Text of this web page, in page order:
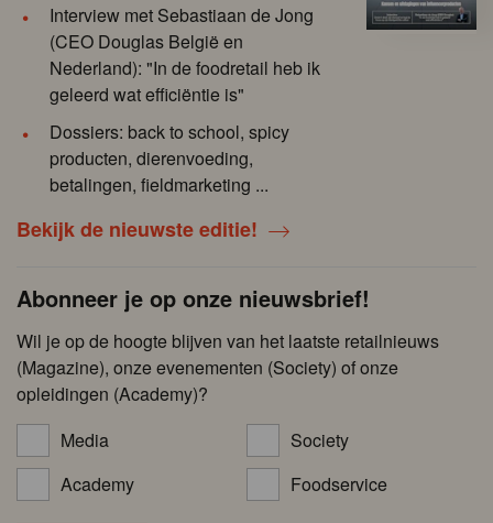
Interview met Sebastiaan de Jong
(CEO Douglas België en
Nederland): "In de foodretail heb ik
geleerd wat efficiëntie is"
Dossiers: back to school, spicy
producten, dierenvoeding,
betalingen, fieldmarketing ...
Bekijk de nieuwste editie!
Abonneer je op onze nieuwsbrief!
Wil je op de hoogte blijven van het laatste retailnieuws
(Magazine), onze evenementen (Society) of onze
opleidingen (Academy)?
Media
Society
Academy
Foodservice